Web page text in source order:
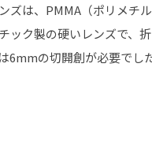
ズは、PMMA（ポリメチル
ック製の硬いレンズで、
6mmの切開創が必要でした